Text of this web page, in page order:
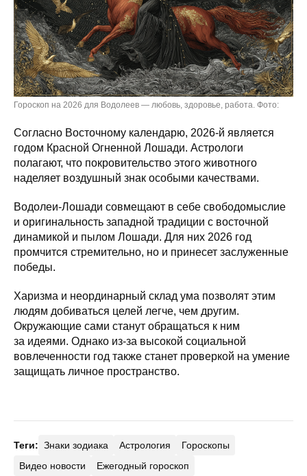
Гороскоп на 2026 для Водолеев — любовь, здоровье, работа. Фото:
Согласно Восточному календарю, 2026-й является
годом Красной Огненной Лошади. Астрологи
полагают, что покровительство этого животного
наделяет воздушный знак особыми качествами.
Водолеи-Лошади совмещают в себе свободомыслие
и оригинальность западной традиции с восточной
динамикой и пылом Лошади. Для них 2026 год
промчится стремительно, но и принесет заслуженные
победы.
Харизма и неординарный склад ума позволят этим
людям добиваться целей легче, чем другим.
Окружающие сами станут обращаться к ним
за идеями. Однако из-за высокой социальной
вовлеченности год также станет проверкой на умение
защищать личное пространство.
Теги: Знаки зодиака Астрология
Гороскопы
Видео новости
Ежегодный гороскоп